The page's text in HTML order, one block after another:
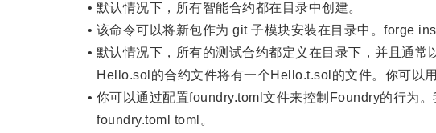
默认情况下，所有智能合约都在目录中创建。
该命令可以将新包作为 git 子模块安装在目录中。forge
默认情况下，所有的测试合约都定义在目录下，并且通常
Hello.sol的合约文件将有一个Hello.t.sol的文件。你可以
你可以通过配置foundry.toml文件来控制Foundry的行为
foundry.toml toml。